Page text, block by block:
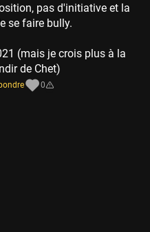
pas d'initiative et la
se faire bully.
(mais je crois plus à la
de Chet)
0